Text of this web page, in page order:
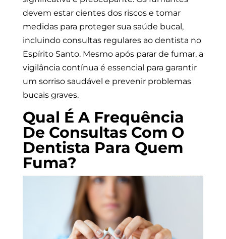
devem estar cientes dos riscos e tomar
medidas para proteger sua saúde bucal,
incluindo consultas regulares ao dentista no
Espírito Santo. Mesmo após parar de fumar, a
vigilância contínua é essencial para garantir
um sorriso saudável e prevenir problemas
bucais graves.
Qual É A Frequência
De Consultas Com O
Dentista Para Quem
Fuma?